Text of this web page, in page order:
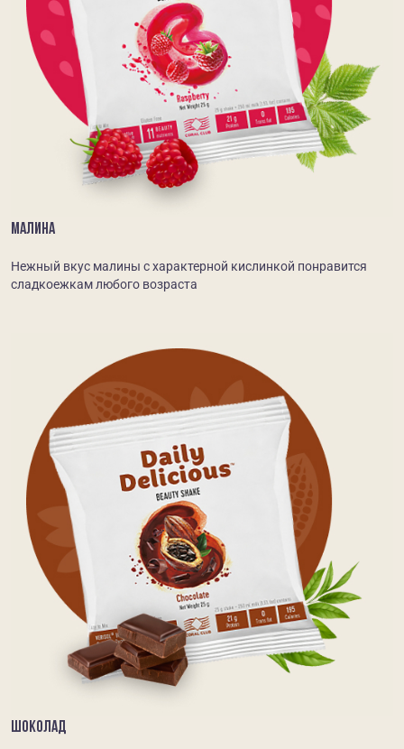
МАЛИНА
Нежный вкус малины с характерной кислинкой понравится
сладкоежкам любого возраста
ШОКОЛАД